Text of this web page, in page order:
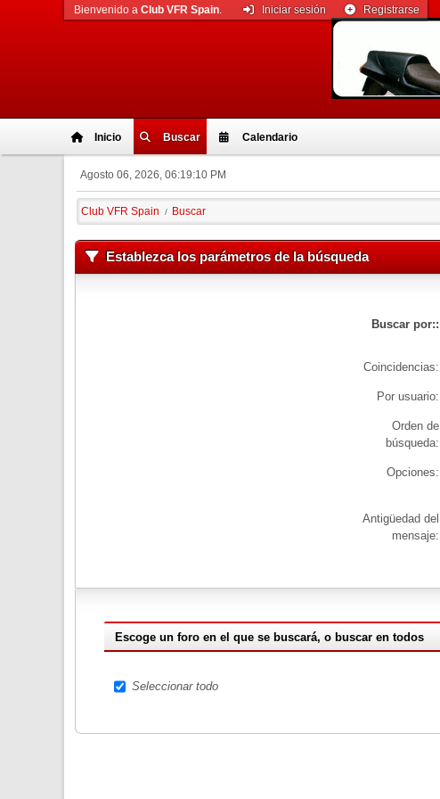
Inicio Buscar Calendario
Bienvenido a Club VFR Spain. Iniciar sesión Registrarse
Agosto 06, 2026, 06:19:10 PM
Club VFR Spain / Buscar
Establezca los parámetros de la búsqueda
Buscar por::
Coincidencias:
Por usuario:
Orden de
búsqueda:
Opciones:
Antigüedad del
mensaje:
Escoge un foro en el que se buscará, o buscar en todos
Seleccionar todo